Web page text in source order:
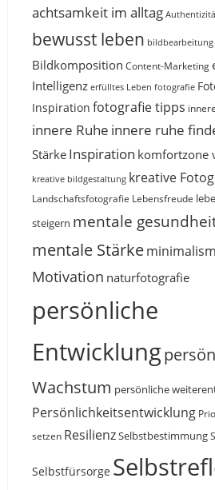
achtsamkeit im alltag
bewusst leben bildbearbeitung
Bildkomposition Content-Marketing
Intelligenz erfülltes Leben fotografie
Inspiration fotografie tipps
innere Ruhe innere ruhe
Stärke Inspiration komfortzone
kreative bildgestaltung kreative
Landschaftsfotografie Lebensfreude
steigern mentale
mentale Stärke
Motivation naturfotografie
persönliche
Entwicklung
Wachstum persönliche
Persönlichkeitsentwicklung
setzen ResilienzSelbstbestimmung
Selbstfürsorge